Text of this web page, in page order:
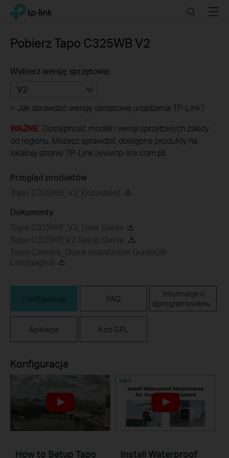
Click
navigation
TP-Link, Reliably Smart SearchMenu
PobierzTapo C325WB V2
Wybierz wersję sprzętową:
V2
> Jak sprawdzić wersję sprzętową urządzenia TP-Link?
WAŻNE: Dostępność modeli i wersji sprzętowych zależy
od regionu. Możesz sprawdzić dostępne produkty na
lokalnej stronie TP-Link (www.tp-link.com.pl).
Przegląd produktów
Tapo C325WB_V2_Datasheet
Dokumenty
Tapo C325WB_V2_User Guide
Tapo C325WB V2 Setup Guide
Tapo Camera_Quick Installation Guide(29
Languages)
Konfiguracja FAQ
Informacje o
oprogramowaniu
Aplikacje Kod GPL
Konfiguracja
How to Setup Tapo
Install Waterproof